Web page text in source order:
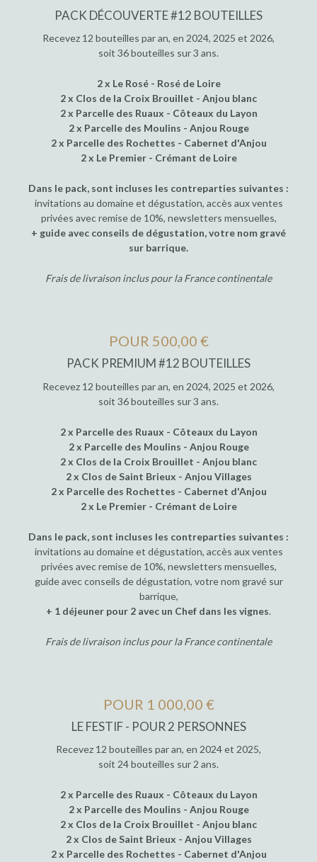
PACK DÉCOUVERTE #12 BOUTEILLES
Recevez 12 bouteilles par an, en 2024, 2025 et 2026,
soit 36 bouteilles sur 3 ans.
2 x Le Rosé - Rosé de Loire
2 x Clos de la Croix Brouillet - Anjou blanc
2 x Parcelle des Ruaux - Côteaux du Layon
2 x Parcelle des Moulins - Anjou Rouge
2 x Parcelle des Rochettes - Cabernet d'Anjou
2 x Le Premier - Crémant de Loire
Dans le pack, sont incluses les contreparties suivantes :
invitations au domaine et dégustation, accès aux ventes
privées avec remise de 10%, newsletters mensuelles,
+ guide avec conseils de dégustation, votre nom gravé
sur barrique.
Frais de livraison inclus pour la France continentale
POUR 500,00 €
PACK PREMIUM #12 BOUTEILLES
Recevez 12 bouteilles par an, en 2024, 2025 et 2026,
soit 36 bouteilles sur 3 ans.
2 x Parcelle des Ruaux - Côteaux du Layon
2 x Parcelle des Moulins - Anjou Rouge
2 x Clos de la Croix Brouillet - Anjou blanc
2 x Clos de Saint Brieux - Anjou Villages
2 x Parcelle des Rochettes - Cabernet d'Anjou
2 x Le Premier - Crémant de Loire
Dans le pack, sont incluses les contreparties suivantes :
invitations au domaine et dégustation, accès aux ventes
privées avec remise de 10%, newsletters mensuelles,
guide avec conseils de dégustation, votre nom gravé sur
barrique,
+ 1 déjeuner pour 2 avec un Chef dans les vignes.
Frais de livraison inclus pour la France continentale
POUR 1 000,00 €
LE FESTIF - POUR 2 PERSONNES
Recevez 12 bouteilles par an, en 2024 et 2025,
soit 24 bouteilles sur 2 ans.
2 x Parcelle des Ruaux - Côteaux du Layon
2 x Parcelle des Moulins - Anjou Rouge
2 x Clos de la Croix Brouillet - Anjou blanc
2 x Clos de Saint Brieux - Anjou Villages
2 x Parcelle des Rochettes - Cabernet d'Anjou